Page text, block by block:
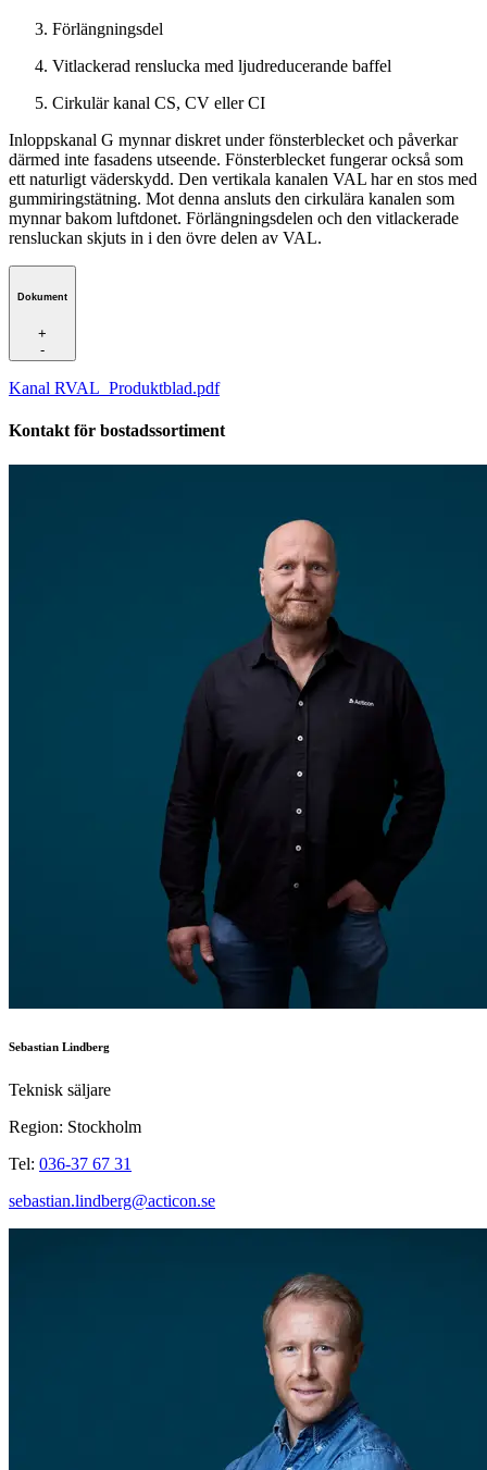
Förlängningsdel
Vitlackerad renslucka med ljudreducerande baffel
Cirkulär kanal CS, CV eller CI
Inloppskanal G mynnar diskret under fönsterblecket och påverkar
därmed inte fasadens utseende. Fönsterblecket fungerar också som
ett naturligt väderskydd. Den vertikala kanalen VAL har en stos med
gummiringstätning. Mot denna ansluts den cirkulära kanalen som
mynnar bakom luftdonet. Förlängningsdelen och den vitlackerade
rensluckan skjuts in i den övre delen av VAL.
Dokument
+
-
Kanal RVAL_Produktblad.pdf
Kontakt för bostadssortiment
Sebastian Lindberg
Teknisk säljare
Region: Stockholm
Tel: 036-37 67 31
sebastian.lindberg@acticon.se